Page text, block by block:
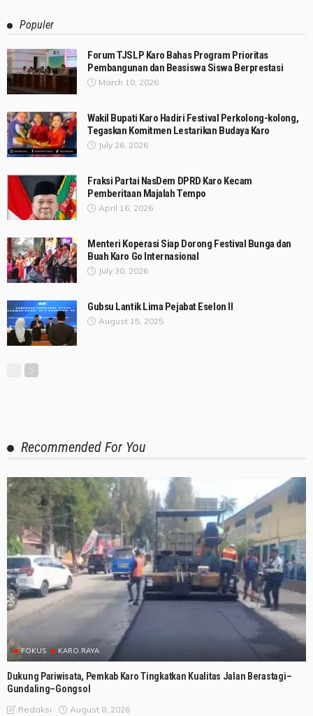
Populer
Forum TJSLP Karo Bahas Program Prioritas
Pembangunan dan Beasiswa Siswa Berprestasi
March 10, 2026
Wakil Bupati Karo Hadiri Festival Perkolong-kolong,
Tegaskan Komitmen Lestarikan Budaya Karo
July 26, 2026
Fraksi Partai NasDem DPRD Karo Kecam
Pemberitaan Majalah Tempo
April 16, 2026
Menteri Koperasi Siap Dorong Festival Bunga dan
Buah Karo Go Internasional
July 30, 2026
Gubsu Lantik Lima Pejabat Eselon II
August 15, 2025
Recommended For You
FOKUS KARO RAYA
Dukung Pariwisata, Pemkab Karo Tingkatkan Kualitas Jalan Berastagi–
Gundaling–Gongsol
Redaksi August 8, 2026